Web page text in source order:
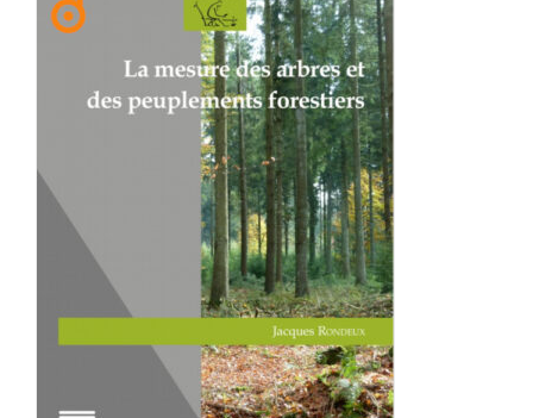
Achat en ligne
Panier WooCommerce